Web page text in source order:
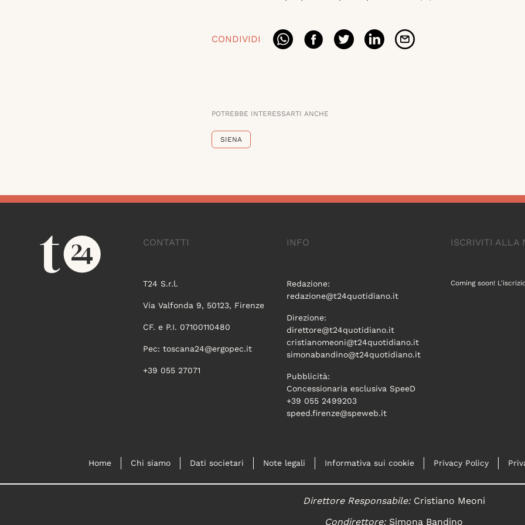
CONDIVIDI
POTREBBE INTERESSARTI ANCHE
SIENA
CONTATTI
T24 S.r.l.
Via Valfonda 9, 50123, Firenze
CF. e P.I. 07100110480
Pec: toscana24@ergopec.it
+39 055 27071
INFO
Redazione:
redazione@t24quotidiano.it
Direzione:
direttore@t24quotidiano.it
cristianomeoni@t24quotidiano.it
simonabandino@t24quotidiano.it
Pubblicità:
Concessionaria esclusiva SpeeD
+39 055 2499203
speed.firenze@speweb.it
ISCRIVITI ALLA
Coming soon!
Home Chi siamo Dati societari Note legali Informativa sui cookie Privacy Policy
Direttore Responsabile:Cristiano Meoni
Condirettore:Simona Bandino